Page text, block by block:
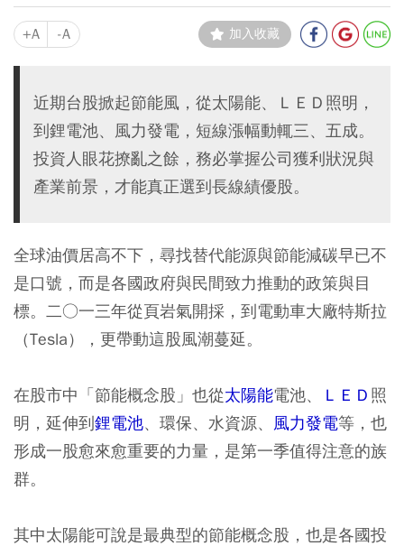
+A -A 加入收藏
近期台股掀起節能風，從太陽能、ＬＥＤ照明，
到鋰電池、風力發電，短線漲幅動輒三、五成。
投資人眼花撩亂之餘，務必掌握公司獲利狀況與
產業前景，才能真正選到長線績優股。
全球油價居高不下，尋找替代能源與節能減碳早已不
是口號，而是各國政府與民間致力推動的政策與目
標。二○一三年從頁岩氣開採，到電動車大廠特斯拉
（Tesla），更帶動這股風潮蔓延。
在股市中「節能概念股」也從太陽能電池、 ＬＥＤ 照
明，延伸到鋰電池、環保、水資源、 風力發電等，也
形成一股愈來愈重要的力量，是第一季值得注意的族
群。
其中太陽能可說是最典型的節能概念股，也是各國投